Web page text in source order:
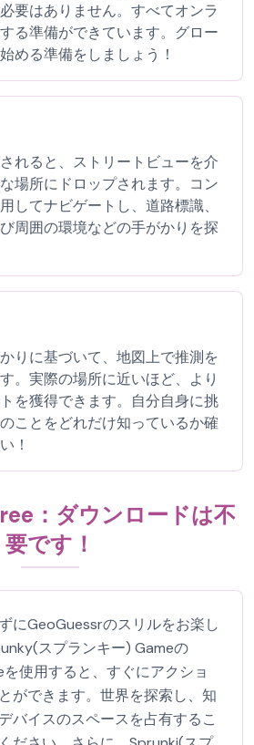
要はありません。すべてオンラ
る準備ができています。グロー
める準備をしましょう！
れると、ストリートビューを介
場所にドロップされます。コン
してナビゲートし、道路標識、
周囲の環境などの手がかりを探
りに基づいて、地図上で推測を
。実際の場所に近いほど、より
を獲得できます。自分自身に挑
ことをどれだけ知っているか確
！
：ダウンロードは不
要です！
にGeoGuessrのスリルをお楽し
スプランキー) Gameの
使用すると、すぐにアクショ
ができます。世界を探索し、知
バイスのスペースを占有するこ